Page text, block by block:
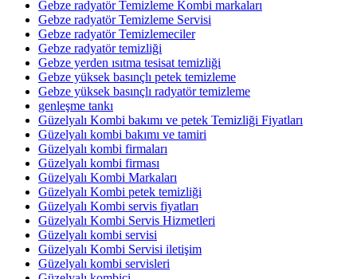
Gebze radyatör Temizleme Kombi markaları
Gebze radyatör Temizleme Servisi
Gebze radyatör Temizlemeciler
Gebze radyatör temizliği
Gebze yerden ısıtma tesisat temizliği
Gebze yüksek basınçlı petek temizleme
Gebze yüksek basınçlı radyatör temizleme
genleşme tankı
Güzelyalı Kombi bakımı ve petek Temizliği Fiyatları
Güzelyalı kombi bakımı ve tamiri
Güzelyalı kombi firmaları
Güzelyalı kombi firması
Güzelyalı Kombi Markaları
Güzelyalı Kombi petek temizliği
Güzelyalı Kombi servis fiyatları
Güzelyalı Kombi Servis Hizmetleri
Güzelyalı kombi servisi
Güzelyalı Kombi Servisi iletişim
Güzelyalı kombi servisleri